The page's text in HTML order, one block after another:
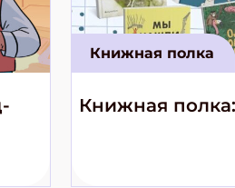
Книжная полка
Книжная